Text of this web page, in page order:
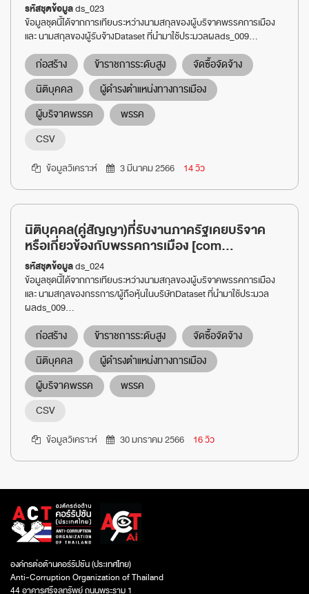
รหัสชุดข้อมูลds_023
ข้อมูลชุดนี้ได้จากการเทียบระหว่างนามสกุลของผู้บริจาคพรรคการเมือง
และ นามสกุลของผู้รับจ้างDataset ที่นำมาใช้ประมวลผลds_009...
ก่อสร้าง ข้าราชการระดับสูง
จัดซื้อจัดจ้าง
นิติบุคคล
ผู้ดำรงตำแหน่งทางการเมือง
ผู้บริจาคพรรค
พรรค
CSV
ข้อมูลวิเคราะห์ 3 มีนาคม 2566 14 วิว
นิติบุคคล(คู่สัญญา)ที่รับงานภาครัฐเคยบริจาค
หรือเกี่ยวข้องกับพรรคการเมือง [com...
รหัสชุดข้อมูลds_024
ข้อมูลชุดนี้ได้จากการเทียบระหว่างนามสกุลของผู้บริจาคพรรคการเมือง
และ นามสกุลของกรรการ/ผู้ถือหุ้นในบริษัทDataset ที่นำมาใช้ประมวล
ผลds_009...
ก่อสร้าง ข้าราชการระดับสูง
จัดซื้อจัดจ้าง
นิติบุคคล
ผู้ดำรงตำแหน่งทางการเมือง
ผู้บริจาคพรรค
พรรค
CSV
ข้อมูลวิเคราะห์ 30 มกราคม 2566 16 วิว
องค์กรต่อต้านคอร์รัปชัน (ประเทศไทย)
Anti-Corruption Organization of Thailand
44 อาคารศรีจุลทรัพย์ ถนนพระราม 1